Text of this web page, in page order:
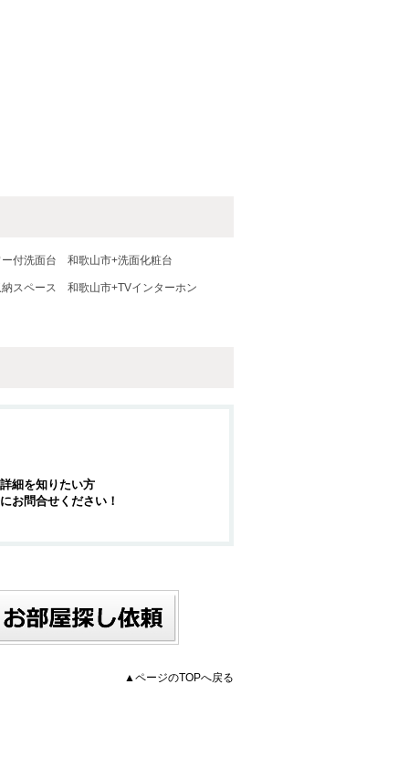
付洗面台 和歌山市+洗面化粧台
スペース 和歌山市+TVインターホン
細を知りたい方
お問合せください！
▲ページのTOPへ戻る